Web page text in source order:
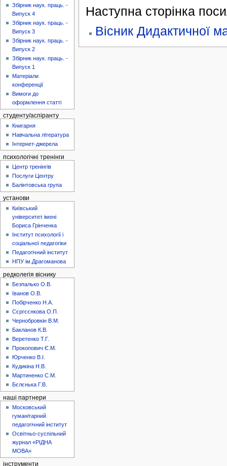
Наступна сторінка
Вісник Дидактичної
Збірник наук. праць. -
Випуск 4
Збірник наук. праць. -
Випуск 3
Збірник наук. праць. -
Випуск 2
Збірник наук. праць. -
Випуск 1
Матеріали
конференції
Вимоги до
оформлення статті
студенту/аспіранту
Книгарня
Навчальна література
Інтернет-джерела
психологічні тренінги
Центр тренінгів
Послуги Центру
Балінтовська група
установи
Київський
університет імені
Бориса Грінченка
Інститут психології і
соціальної педагогіки
Педагогічний інститут
НПУ ім.Драгоманова
редколегія віснику
Безпалько О.В.
Іванов О.В.
Побірченко Н.А.
Сєргєєнкова О.П.
Чернобровкін В.М.
Бакланов К.В.
Веретенко Т.Г.
Прокопович Є.М.
Юрченко В.І.
Кудикіна Н.В.
Мартиненко С.М.
Бєлєнька Г.В.
наші партнери
Московський
гуманітарний
педагогічний інститут
Освітньо-суспільний
журнал «РІДНА
МОВА»
інструменти